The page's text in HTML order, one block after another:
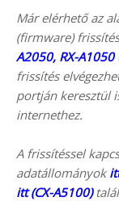
Már elérhető az
(firmware)
A2050, RX-A1050
frissítés
portján keresztül
internethez.
A frissítéssel
adatállományok
itt (CX-A5100)